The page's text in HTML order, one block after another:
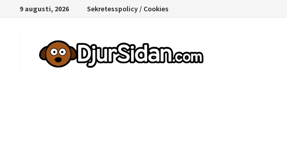
Hoppa9 augusti, 2026 Sekretesspolicy / Cookies